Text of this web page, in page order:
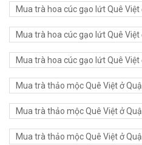
Mua trà hoa cúc gạo lứt Quê Việt
Mua trà hoa cúc gạo lứt Quê Việt
Mua trà hoa cúc gạo lứt Quê Việt
Mua trà thảo mộc Quê Việt ở
Mua trà thảo mộc Quê Việt ở
Mua trà thảo mộc Quê Việt ở